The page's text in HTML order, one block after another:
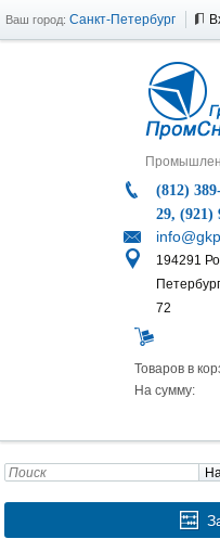
Ваш город: Санкт-Петербург
(812)
29, (921)
194291
72
Товаров в
На сумму: